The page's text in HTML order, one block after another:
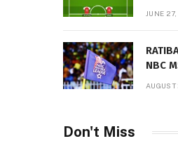
JUNE
NBC
Don't Miss